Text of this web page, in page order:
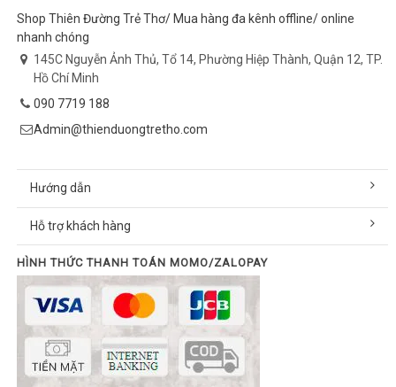
Shop Thiên Đường Trẻ Thơ/ Mua hàng đa kênh offline/ online
nhanh chóng
145C Nguyễn Ảnh Thủ, Tổ 14, Phường Hiệp Thành, Quận 12, TP.
Hồ Chí Minh
090 7719 188
Admin@thienduongtretho.com
Hướng dẫn
Hỗ trợ khách hàng
HÌNH THỨC THANH TOÁN MOMO/ZALOPAY